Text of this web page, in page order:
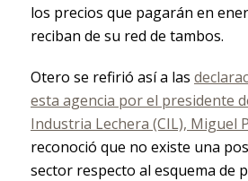
los precios que pagarán en
reciban de su red de tambos.
Otero se refirió así a las
esta agencia por el presidente
Industria Lechera (CIL), Miguel
reconoció que no existe una
sector respecto al esquema de